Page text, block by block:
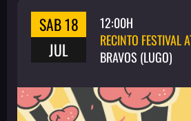
SAB 18
JUL
12:00H
RECINTO FESTIVAL
BRAVOS (LUGO)